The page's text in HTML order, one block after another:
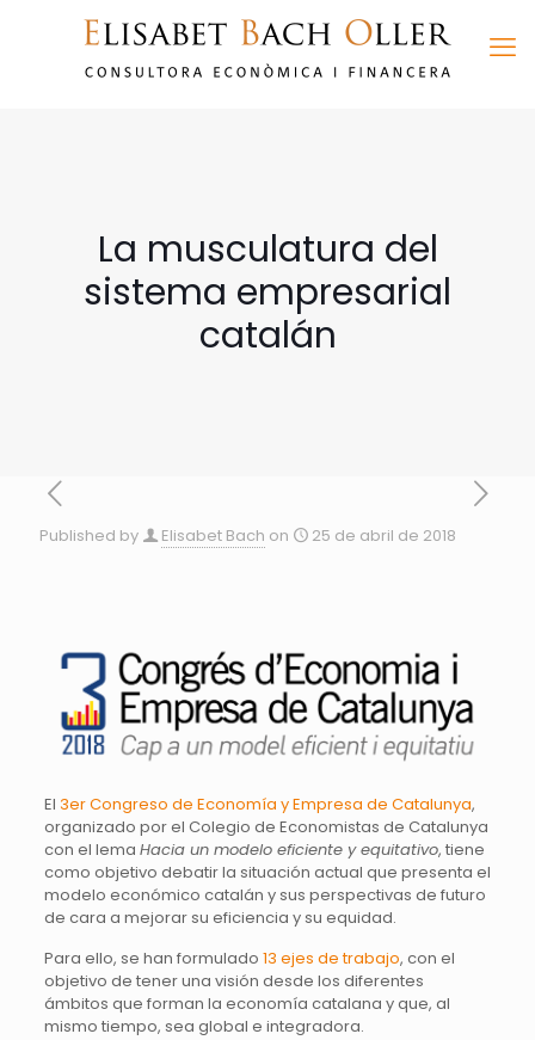
La musculatura del
sistema empresarial
catalán
Published by Elisabet Bach on 25 de abril de 2018
El 3er Congreso de Economía y Empresa de Catalunya,
organizado por el Colegio de Economistas de Catalunya
con el lema Hacia un modelo eficiente y equitativo, tiene
como objetivo debatir la situación actual que presenta el
modelo económico catalán y sus perspectivas de futuro
de cara a mejorar su eficiencia y su equidad.
Para ello, se han formulado 13 ejes de trabajo, con el
objetivo de tener una visión desde los diferentes
ámbitos que forman la economía catalana y que, al
mismo tiempo, sea global e integradora.